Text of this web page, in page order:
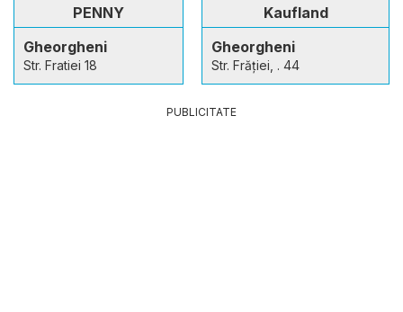
PENNY
Gheorgheni
Str. Fratiei 18
Kaufland
Gheorgheni
Str. Frăţiei, . 44
PUBLICITATE